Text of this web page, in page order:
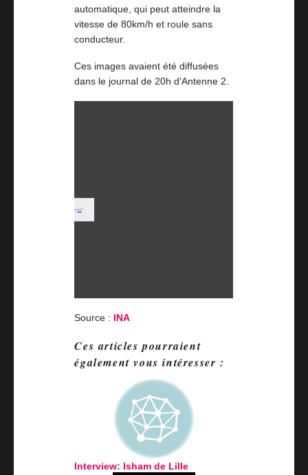
automatique, qui peut atteindre la
vitesse de 80km/h et roule sans
conducteur.
Ces images avaient été diffusées
dans le journal de 20h d'Antenne 2.
Source : INA
Ces articles pourraient
également vous intéresser :
Interview: Isham de Lille